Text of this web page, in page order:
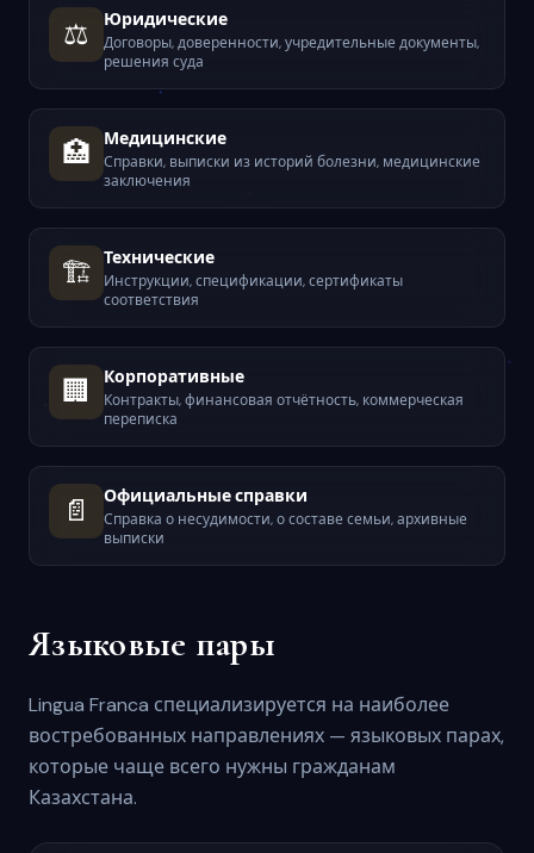
⚖️ Юридические
Договоры, доверенности, учредительные документы,
решения суда
🏥 Медицинские
Справки, выписки из историй болезни, медицинские
заключения
🏗️ Технические
Инструкции, спецификации, сертификаты
соответствия
🏢 Корпоративные
Контракты, финансовая отчётность, коммерческая
переписка
📄 Официальные справки
Справка о несудимости, о составе семьи, архивные
выписки
Языковые пары
Lingua Franca специализируется на наиболее
востребованных направлениях — языковых парах,
которые чаще всего нужны гражданам
Казахстана.